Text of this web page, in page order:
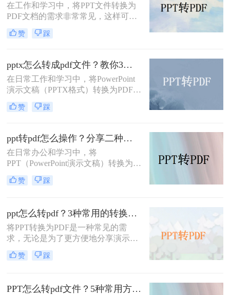
在工作和学习中，将PPT文件转换为
PDF文档的需求非常常见，这样可以
确保演示文稿在不同设备上的显示效
果一致，并且便于分享和打印。那么
种常见的PPT转PDF方法，帮助您根
据实际需求选择最合适的方式。
赞 踩
pptx怎么转成pdf文件？教你3种方法快速转换！
在日常工作和学习中，将PowerPoint
演示文稿（PPTX格式）转换为PDF文
件是一项常见的需求。PDF格式因其
跨平台兼容性、保持文档格式不变以
迎。那么pptx怎么转成pdf文件呢？本
文将详细介绍几种将PPTX转换成PDF
文件的方法，帮助您轻松完成转换任
务。
赞 踩
ppt转pdf怎么操作？分享二种快速转方法！
在日常办公和学习中，将
PPT（PowerPoint演示文稿）转换为
PDF格式是一种常见的需求。这样做
不仅能够确保文件在不同设备上的显
PowerPoint软件的用户查看。那么ppt
转pdf怎么操作呢？本文将详细介绍两
种PPT转PDF的方法，帮助您轻松实
现这一目标。
赞 踩
ppt怎么转pdf？3种常用的转换方法详解！
将PPT转换为PDF是一种常见的需
求，无论是为了更方便地分享演示文
稿，还是为了确保文档在不同设备上
的兼容性。那么ppt怎么转pdf呢？本
赞 踩
PPT怎么转pdf文件？5种常用方法详解！